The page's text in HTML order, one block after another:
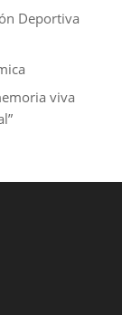
Deportiva
viva